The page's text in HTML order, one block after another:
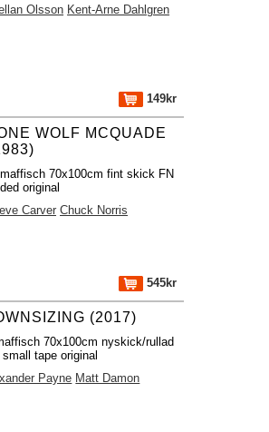
Olsson Kent-Arne Dahlgren
149kr
WOLF MCQUADE
70x100cm fint skick FN
original
Carver Chuck Norris
545kr
(2017)
70x100cm nyskick/rullad
small tape original
Payne Matt Damon